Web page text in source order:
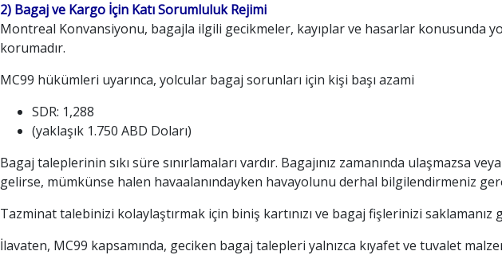
2) Bagaj ve Kargo İçin Katı Sorumluluk Rejimi
Montreal Konvansiyonu, bagajla ilgili gecikmeler, kayıplar ve hasarlar konusunda
korumadır.
MC99 hükümleri uyarınca, yolcular bagaj sorunları için kişi başı azami
SDR: 1,288
(yaklaşık 1.750 ABD Doları)
Bagaj taleplerinin sıkı süre sınırlamaları vardır. Bagajınız zamanında ulaşmazsa
gelirse, mümkünse halen havaalanındayken havayolunu derhal bilgilendirmeniz
Tazminat talebinizi kolaylaştırmak için biniş kartınızı ve bagaj fişlerinizi saklamanız
İlavaten, MC99 kapsamında, geciken bagaj talepleri yalnızca kıyafet ve tuvalet